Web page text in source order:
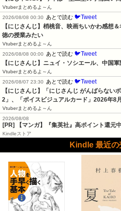
Vtuberまとめるよ～ん
2026/08/08 00:30
あとで読む 🐦Tweet
【にじさんじ】梢桃音、映画ちいかわ感想
徳の授業みたい
Vtuberまとめるよ～ん
2026/08/08 00:00
あとで読む 🐦Tweet
【にじさんじ】ニュイ・ソシエール、中国
Vtuberまとめるよ～ん
2026/08/07 23:30
あとで読む 🐦Tweet
【にじさんじ】「にじさんじ がんばらない
2」、「ボイスビジュアルカード」2026年8
Vtuberまとめるよ～ん
2026/08/08
[PR] 【マンガ】『集英社』高ポイント還元
Kindleストア
Kindle 最近の